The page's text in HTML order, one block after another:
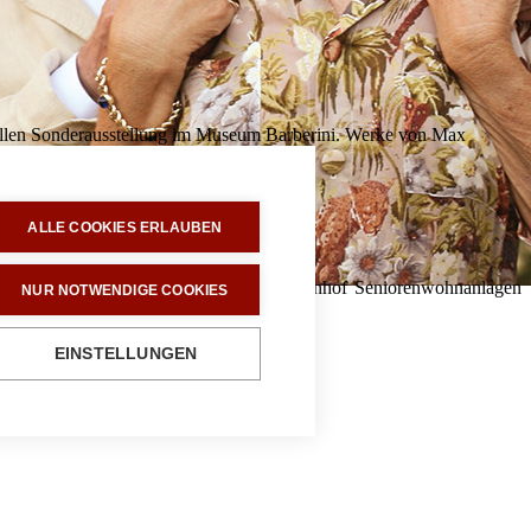
Sonderausstellung im Museum Barberini. Werke von Max
worden. Das Konzept der Rosenhof Seniorenwohnanlagen
ALLE COOKIES ERLAUBEN
NUR NOTWENDIGE COOKIES
EINSTELLUNGEN